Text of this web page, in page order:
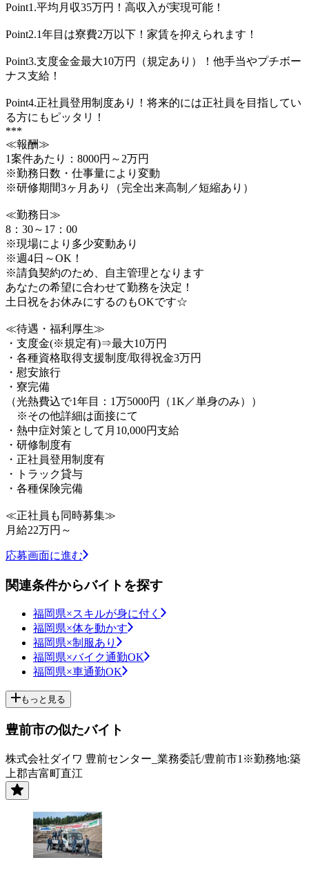
Point1.平均月収35万円！高収入が実現可能！
Point2.1年目は寮費2万以下！家賃を抑えられます！
Point3.支度金金最大10万円（規定あり）！他手当やプチボー
ナス支給！
Point4.正社員登用制度あり！将来的には正社員を目指してい
る方にもピッタリ！
***
≪報酬≫
1案件あたり：8000円～2万円
※勤務日数・仕事量により変動
※研修期間3ヶ月あり（完全出来高制／短縮あり）
≪勤務日≫
8：30～17：00
※現場により多少変動あり
※週4日～OK！
※請負契約のため、自主管理となります
あなたの希望に合わせて勤務を決定！
土日祝をお休みにするのもOKです☆
≪待遇・福利厚生≫
・支度金(※規定有)⇒最大10万円
・各種資格取得支援制度/取得祝金3万円
・慰安旅行
・寮完備
（光熱費込で1年目：1万5000円（1K／単身のみ））
※その他詳細は面接にて
・熱中症対策として月10,000円支給
・研修制度有
・正社員登用制度有
・トラック貸与
・各種保険完備
≪正社員も同時募集≫
月給22万円～
応募画面に進む
関連条件からバイトを探す
福岡県×スキルが身に付く
福岡県×体を動かす
福岡県×制服あり
福岡県×バイク通勤OK
福岡県×車通勤OK
もっと見る
豊前市の似たバイト
株式会社ダイワ 豊前センター_業務委託/豊前市1※勤務地:築
上郡吉富町直江